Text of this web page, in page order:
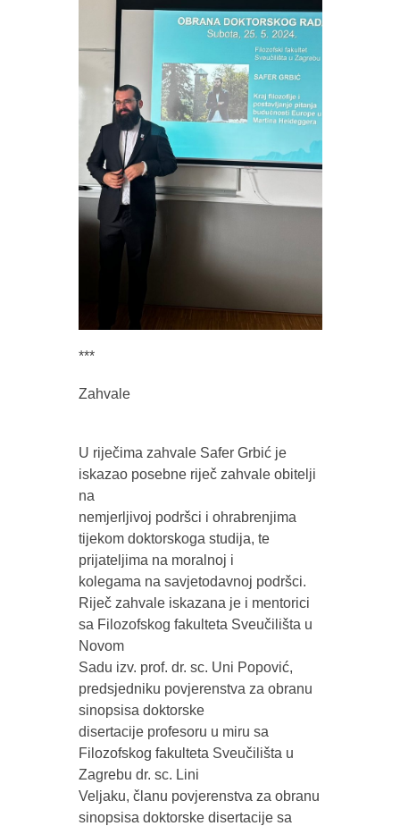
***
Zahvale
U riječima zahvale Safer Grbić je
iskazao posebne riječ zahvale obitelji
na
nemjerljivoj podršci i ohrabrenjima
tijekom doktorskoga studija, te
prijateljima na moralnoj i
kolegama na savjetodavnoj podršci.
Riječ zahvale iskazana je i mentorici
sa Filozofskog fakulteta Sveučilišta u
Novom
Sadu izv. prof. dr. sc. Uni Popović,
predsjedniku povjerenstva za obranu
sinopsisa doktorske
disertacije profesoru u miru sa
Filozofskog fakulteta Sveučilišta u
Zagrebu dr. sc. Lini
Veljaku, članu povjerenstva za obranu
sinopsisa doktorske disertacije sa